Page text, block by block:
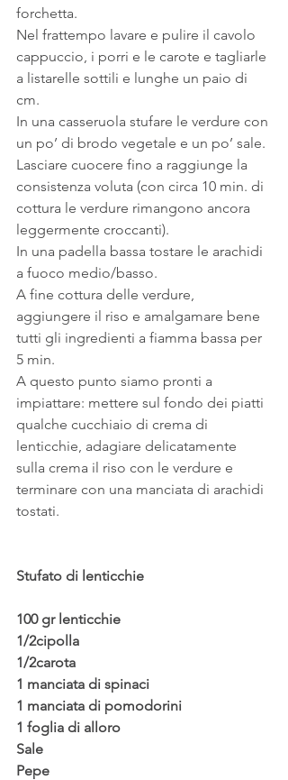
forchetta.
Nel frattempo lavare e pulire il cavolo
cappuccio, i porri e le carote e tagliarle
a listarelle sottili e lunghe un paio di
cm.
In una casseruola stufare le verdure con
un po’ di brodo vegetale e un po’ sale.
Lasciare cuocere fino a raggiunge la
consistenza voluta (con circa 10 min. di
cottura le verdure rimangono ancora
leggermente croccanti).
In una padella bassa tostare le arachidi
a fuoco medio/basso.
A fine cottura delle verdure,
aggiungere il riso e amalgamare bene
tutti gli ingredienti a fiamma bassa per
5 min.
A questo punto siamo pronti a
impiattare: mettere sul fondo dei piatti
qualche cucchiaio di crema di
lenticchie, adagiare delicatamente
sulla crema il riso con le verdure e
terminare con una manciata di arachidi
tostati.
Stufato di lenticchie
100 gr lenticchie
1/2cipolla
1/2carota
1 manciata di spinaci
1 manciata di pomodorini
1 foglia di alloro
Sale
Pepe